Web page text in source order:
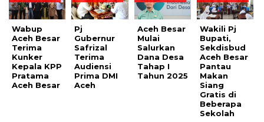
Wabup
Aceh Besar
Terima
Kunker
Kepala KPP
Pratama
Aceh Besar
Pj
Gubernur
Safrizal
Terima
Audiensi
Prima DMI
Aceh
Aceh Besar
Mulai
Salurkan
Dana Desa
Tahap I
Tahun 2025
Wakili Pj
Bupati,
Sekdisbud
Aceh Besar
Pantau
Makan
Siang
Gratis di
Beberapa
Sekolah